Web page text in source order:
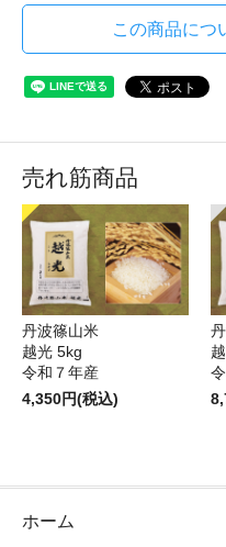
この商品につ
売れ筋商品
丹波篠山米
越光 5kg
令和７年産
4,350円(税込)
ホーム